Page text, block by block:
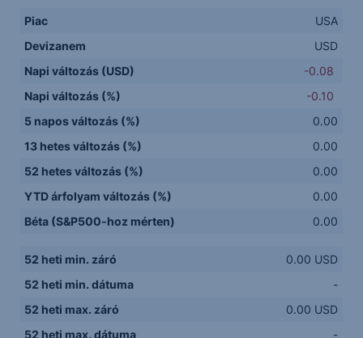
Piac
USA
Devizanem
USD
Napi változás (USD)
-0.08
Napi változás (%)
-0.10
5 napos változás (%)
0.00
13 hetes változás (%)
0.00
52 hetes változás (%)
0.00
YTD árfolyam változás (%)
0.00
Béta (S&P500-hoz mérten)
0.00
52 heti min. záró
0.00 USD
52 heti min. dátuma
-
52 heti max. záró
0.00 USD
52 heti max. dátuma
-